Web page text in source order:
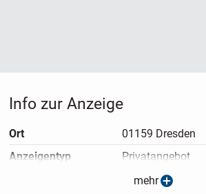
Info zur Anzeige
Ort
01159 Dresden
Anzeigen­typ
Privatangebot
23.05.2026
mehr